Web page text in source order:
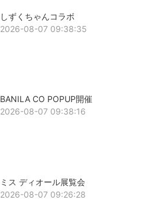
しずくちゃんコラボ
2026-08-07 09:38:35
BANILA CO POPUP開催
2026-08-07 09:38:16
ミス ディオール展覧会
2026-08-07 09:26:28